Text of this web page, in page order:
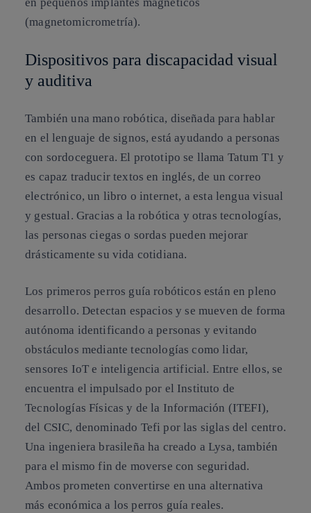
(magnetomicrometría).
Dispositivos para discapacidad visual
y auditiva
También una mano robótica, diseñada para hablar
en el lenguaje de signos, está ayudando a personas
con sordoceguera. El prototipo se llama Tatum T1 y
es capaz traducir textos en inglés, de un correo
electrónico, un libro o internet, a esta lengua visual
y gestual. Gracias a la robótica y otras tecnologías,
las personas ciegas o sordas pueden mejorar
drásticamente su vida cotidiana.
Los primeros perros guía robóticos están en pleno
desarrollo. Detectan espacios y se mueven de forma
autónoma identificando a personas y evitando
obstáculos mediante tecnologías como lidar,
sensores IoT e inteligencia artificial. Entre ellos, se
encuentra el impulsado por el Instituto de
Tecnologías Físicas y de la Información (ITEFI),
del CSIC, denominado Tefi por las siglas del centro.
Una ingeniera brasileña ha creado a Lysa, también
para el mismo fin de moverse con seguridad.
Ambos prometen convertirse en una alternativa
más económica a los perros guía reales.